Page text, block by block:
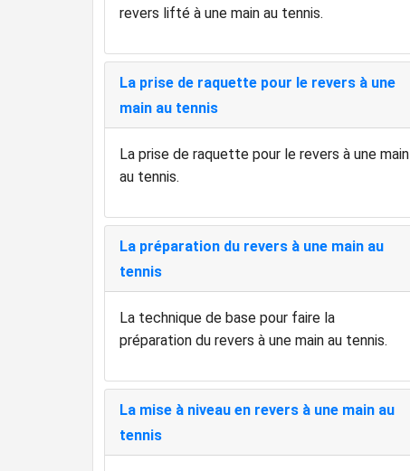
revers lifté à une main au tennis.
La prise de raquette pour le revers à une
main au tennis
La prise de raquette pour le revers à une main
au tennis.
La préparation du revers à une main au
tennis
La technique de base pour faire la
préparation du revers à une main au tennis.
La mise à niveau en revers à une main au
tennis